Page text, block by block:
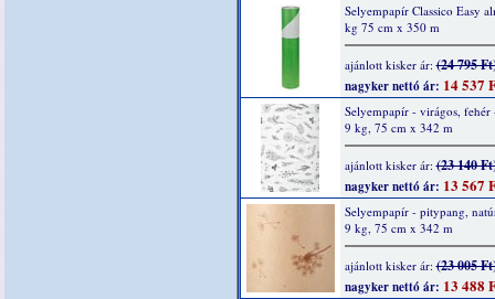
Selyempapír Classico Easy
kg 75 cm x 350 m
ajánlott kisker ár:(24 795
nagyker nettó ár: 14 537
Selyempapír - virágos, fehér
9 kg, 75 cm x 342 m
ajánlott kisker ár:(23 140
nagyker nettó ár: 13 567
Selyempapír - pitypang,
9 kg, 75 cm x 342 m
ajánlott kisker ár:(23 005
nagyker nettó ár: 13 488